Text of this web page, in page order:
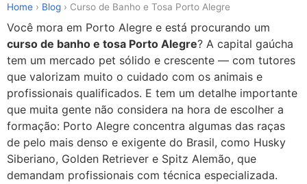
para
conteúdo
Home › Blog › Curso de Banho e Tosa Porto Alegre
Você mora em Porto Alegre e está procurando um
curso de banho e tosa Porto Alegre? A capital gaúcha
tem um mercado pet sólido e crescente — com tutores
que valorizam muito o cuidado com os animais e
profissionais qualificados. E tem um detalhe importante
que muita gente não considera na hora de escolher a
formação: Porto Alegre concentra algumas das raças
de pelo mais denso e exigente do Brasil, como Husky
Siberiano, Golden Retriever e Spitz Alemão, que
demandam profissionais com técnica especializada.